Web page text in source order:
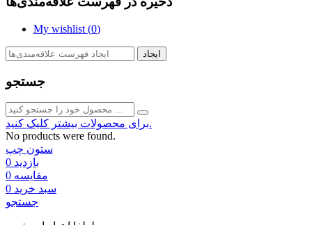
My wishlist (0)
ایجاد
جستجو
برای محصولات بیشتر کلیک کنید.
No products were found.
ستون چپ
بازدید 0
مقایسه 0
سبد خرید 0
جستجو